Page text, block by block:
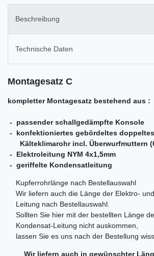
Beschreibung
Technische Daten
Montagesatz C
kompletter Montagesatz bestehend aus :
- passender schallgedämpfte Konsole
- konfektioniertes gebördeltes
Kälteklimarohr incl. Überwurfmuttern
- Elektroleitung NYM 4x1,5mm
- geriffelte Kondensatleitung
Kupferrohrlänge nach Bestellauswahl
Wir liefern auch die Länge der Elektro-
Leitung nach Bestellauswahl.
Sollten Sie hier mit der bestellten Länge
Kondensat-Leitung nicht auskommen,
lassen Sie es uns nach der Bestellung
Wir liefern auch in gewünschter